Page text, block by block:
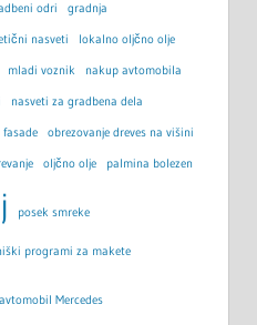
odri gradnja
nasveti lokalno oljčno olje
mladi voznik nakup avtomobila
nasveti za gradbena dela
obrezovanje dreves na višini
oljčno olje palmina bolezen
posek smreke
programi za makete
Mercedes